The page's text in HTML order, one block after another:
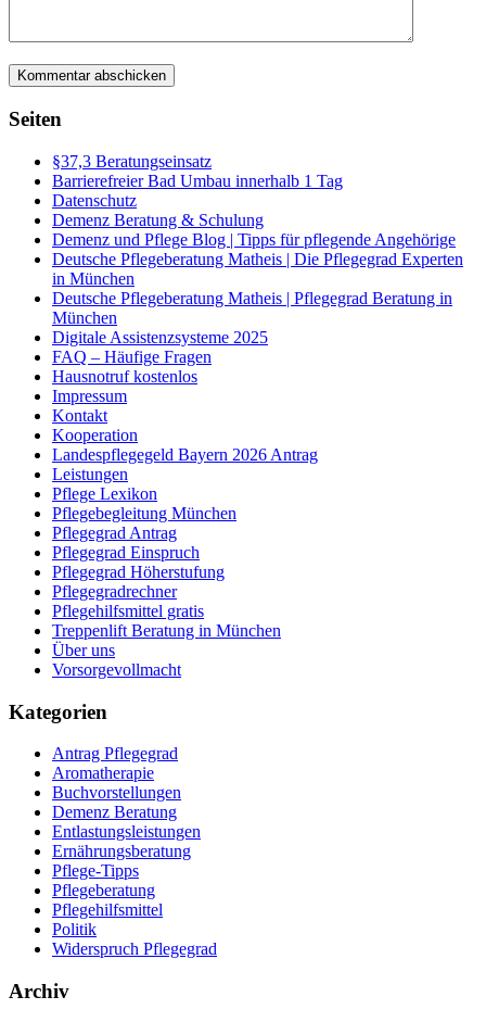
Seiten
§37,3 Beratungseinsatz
Barrierefreier Bad Umbau innerhalb 1 Tag
Datenschutz
Demenz Beratung & Schulung
Demenz und Pflege Blog | Tipps für pflegende Angehörige
Deutsche Pflegeberatung Matheis | Die Pflegegrad Experten
in München
Deutsche Pflegeberatung Matheis | Pflegegrad Beratung in
München
Digitale Assistenzsysteme 2025
FAQ – Häufige Fragen
Hausnotruf kostenlos
Impressum
Kontakt
Kooperation
Landespflegegeld Bayern 2026 Antrag
Leistungen
Pflege Lexikon
Pflegebegleitung München
Pflegegrad Antrag
Pflegegrad Einspruch
Pflegegrad Höherstufung
Pflegegradrechner
Pflegehilfsmittel gratis
Treppenlift Beratung in München
Über uns
Vorsorgevollmacht
Kategorien
Antrag Pflegegrad
Aromatherapie
Buchvorstellungen
Demenz Beratung
Entlastungsleistungen
Ernährungsberatung
Pflege-Tipps
Pflegeberatung
Pflegehilfsmittel
Politik
Widerspruch Pflegegrad
Archiv